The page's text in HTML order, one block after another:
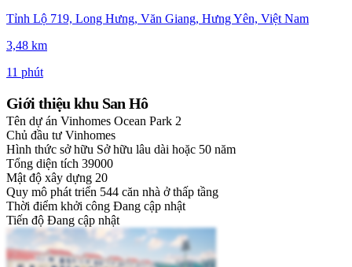
Tỉnh Lộ 719, Long Hưng, Văn Giang, Hưng Yên, Việt Nam
3,48 km
11 phút
Giới thiệu khu San Hô
Tên dự án Vinhomes Ocean Park 2
Chủ đầu tư Vinhomes
Hình thức sở hữu Sở hữu lâu dài hoặc 50 năm
Tổng diện tích 39000
Mật độ xây dựng 20
Quy mô phát triển 544 căn nhà ở thấp tầng
Thời điểm khởi công Đang cập nhật
Tiến độ Đang cập nhật